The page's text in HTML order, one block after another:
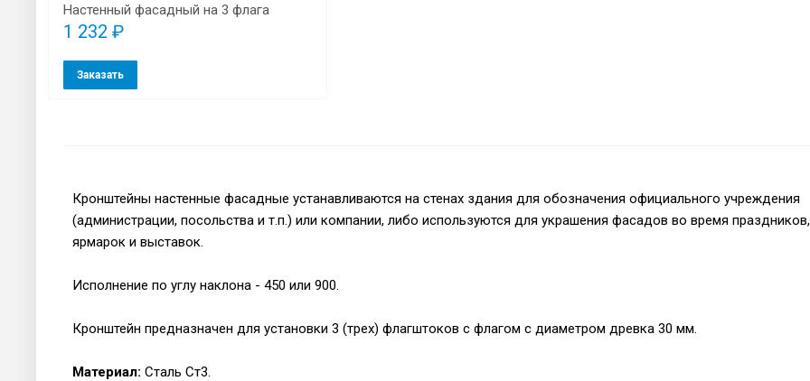
Настенный фасадный на 3 флага
1 232 ₽
Заказать
Кронштейны настенные фасадные устанавливаются на стенах здания для обозначения официального учреждения
(администрации, посольства и т.п.) или компании, либо используются для украшения фасадов во время праздников,
ярмарок и выставок.
Исполнение по углу наклона - 450 или 900.
Кронштейн предназначен для установки 3 (трех) флагштоков с флагом с диаметром древка 30 мм.
Материал: Сталь Ст3.